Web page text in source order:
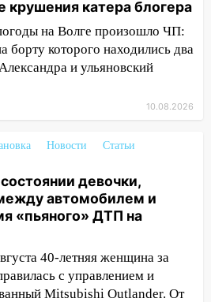
зажало между
во время
Федерации
назначен
области в огне
погибли и 39 получили
беспилотников на
области
беспилотника
крушения катера блогера
на Волге произошло ЧП:
борту которого находились два
и ульяновский
10.08.2026
Новости
Статьи
девочки,
автомобилем и
«пьяного» ДТП на
40-летняя женщина за
с управлением и
Mitsubishi Outlander. От